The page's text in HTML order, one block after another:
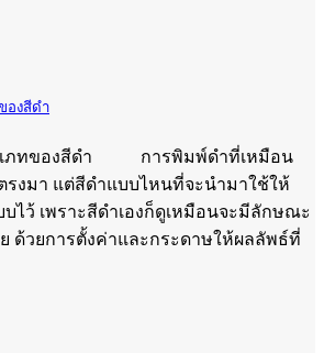
องสีดำ
ะเภทของสีดำ การพิมพ์ดำที่เหมือน
ตรงมา แต่สีดำแบบไหนที่จะนำมาใช้ให้
ไว้ เพราะสีดำเองก็ดูเหมือนจะมีลักษณะ
ด้วยการตั้งค่าและกระดาษให้ผลลัพธ์ที่